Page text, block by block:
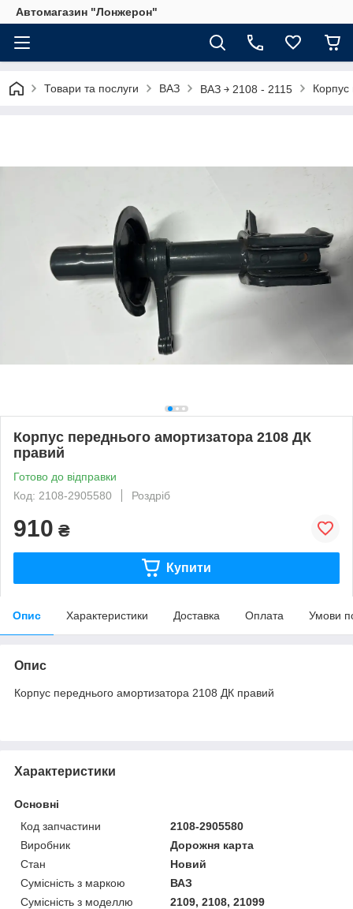
Автомагазин "Лонжерон"
Товари та послуги ВАЗ ВАЗ ￫ 2108 - 2115 Корпус
Корпус переднього амортизатора 2108 ДК
правий
Готово до відправки
Код: 2108-2905580
Роздріб
910 ₴
Купити
Опис Характеристики Доставка Оплата Умови
Опис
Корпус переднього амортизатора 2108 ДК правий
Характеристики
Основні
Код запчастини
2108-2905580
Виробник
Дорожня карта
Стан
Новий
Сумісність з маркою
ВАЗ
Сумісність з моделлю
2109, 2108, 21099